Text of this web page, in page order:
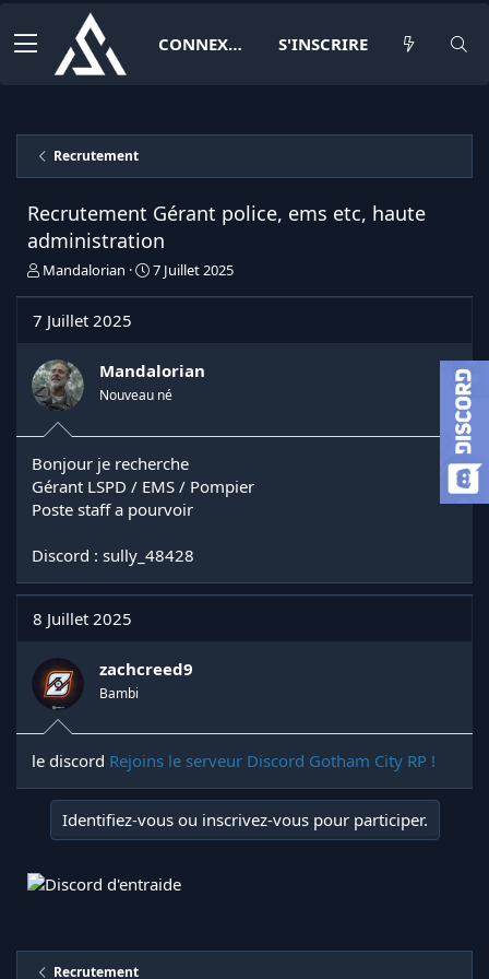
CONNEXION S'INSCRIRE
Recrutement
Recrutement Gérant police, ems etc, haute
administration
I
t
a
t
e
u
d
e
l
i
s
u
s
i
o
Mandalorian
D
e
é
t
7 Juillet 2025
7 Juillet 2025
Mandalorian
Nouveau né
Bonjour je recherche
Gérant LSPD / EMS / Pompier
Poste staff a pourvoir
Discord : sully_48428
8 Juillet 2025
zachcreed9
Bambi
le discord Rejoins le serveur Discord Gotham City RP !
Identifiez-vous ou inscrivez-vous pour participer.
Recrutement